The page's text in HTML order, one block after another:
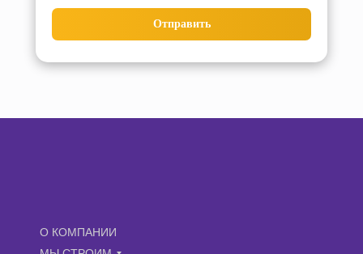
Отправить
О КОМПАНИИ